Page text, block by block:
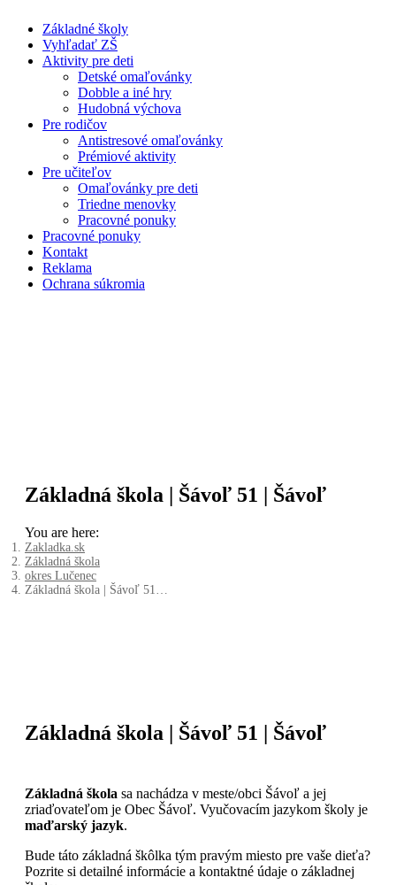
content
Základné školy
Vyhľadať ZŠ
Aktivity pre deti
Detské omaľovánky
Dobble a iné hry
Hudobná výchova
Pre rodičov
Antistresové omaľovánky
Prémiové aktivity
Pre učiteľov
Omaľovánky pre deti
Triedne menovky
Pracovné ponuky
Pracovné ponuky
Kontakt
Reklama
Ochrana súkromia
Základná škola | Šávoľ 51 | Šávoľ
You are here:
Zakladka.sk
Základná škola
okres Lučenec
Základná škola | Šávoľ 51…
Základná škola | Šávoľ 51 | Šávoľ
Základná škola sa nachádza v meste/obci Šávoľ a jej
zriaďovateľom je Obec Šávoľ. Vyučovacím jazykom školy je
maďarský jazyk.
Bude táto základná škôlka tým pravým miesto pre vaše dieťa?
Pozrite si detailné informácie a kontaktné údaje o základnej